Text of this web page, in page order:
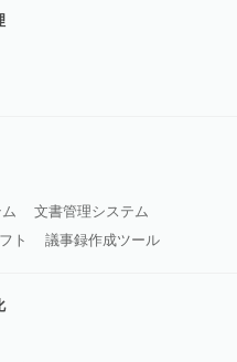
文書管理システム
ト 議事録作成ツール